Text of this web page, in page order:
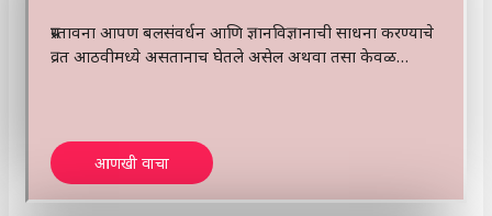
प्रस्तावना आपण बलसंवर्धन आणि ज्ञानविज्ञानाची साधना करण्याचे
व्रत आठवीमध्ये असतानाच घेतले असेल अथवा तसा केवळ…
आणखी वाचा